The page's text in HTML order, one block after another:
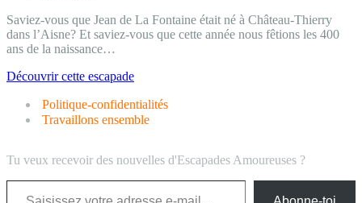
Saviez-vous que Jean de La Fontaine était né à Château-Thierry
dans l’Aisne? Et saviez-vous que cette année nous fêtions les 400
ans de la naissance…
Découvrir cette escapadeFêtons
400
ans
de
Politique-confidentialités
Travaillons ensemble
Tu veux recevoir des nouvelles d'Escapades Amoureuses ?
Saisissez votre adresse e-mail…